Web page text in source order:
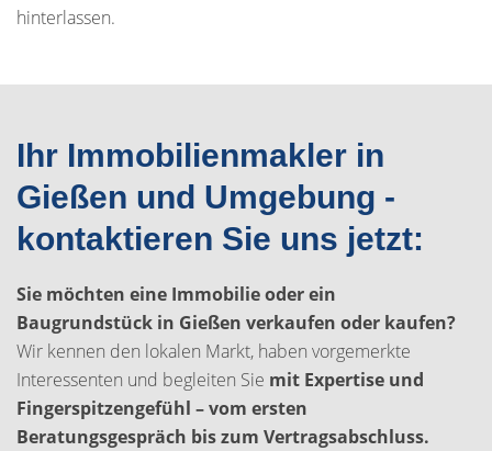
hinterlassen.
Ihr Immobilienmakler in
Gießen und Umgebung -
kontaktieren Sie uns jetzt:
Sie möchten eine Immobilie oder ein
Baugrundstück in Gießen verkaufen oder kaufen?
Wir kennen den lokalen Markt, haben vorgemerkte
Interessenten und begleiten Sie mit Expertise und
Fingerspitzengefühl – vom ersten
Beratungsgespräch bis zum Vertragsabschluss.